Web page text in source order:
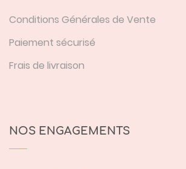
Conditions Générales de Vente
Paiement sécurisé
Frais de livraison
NOS ENGAGEMENTS